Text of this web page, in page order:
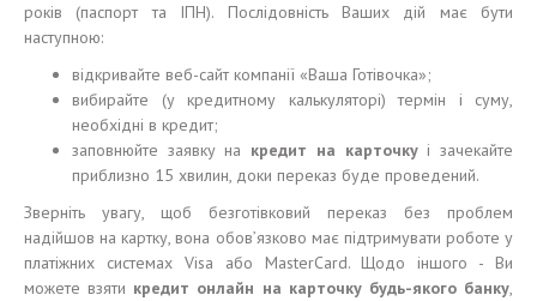
років (паспорт та ІПН). Послідовність Ваших дій має бути
наступною:
відкривайте веб-сайт компанії «Ваша Готівочка»;
вибирайте (у кредитному калькуляторі) термін і суму,
необхідні в кредит;
заповнюйте заявку на кредит на карточкуі зачекайте
приблизно 15 хвилин, доки переказ буде проведений.
Зверніть увагу, щоб безготівковий переказ без проблем
надійшов на картку, вона обов’язково має підтримувати роботe у
платіжних системах Visa або MasterCard. Щодо іншого - Ви
можете взяти кредит онлайн на карточку будь-якого банку,